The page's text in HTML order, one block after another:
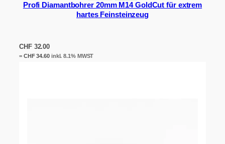
Profi Diamantbohrer 20mm M14 GoldCut für extrem
hartes Feinsteinzeug
CHF32.00
= CHF34.60inkl. 8.1% MWST